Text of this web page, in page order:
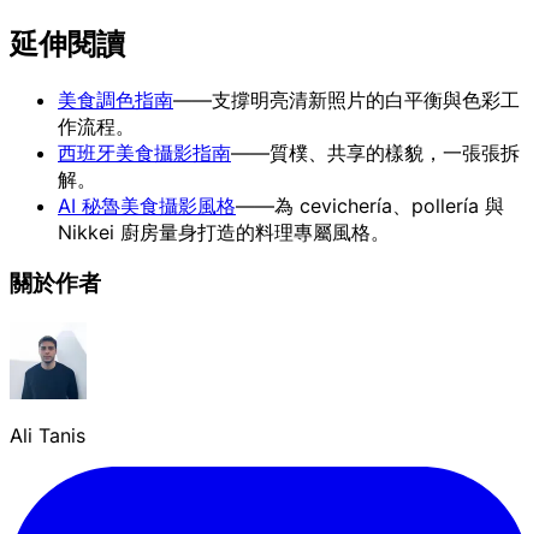
延伸閱讀
美食調色指南——支撐明亮清新照片的白平衡與色彩工
作流程。
西班牙美食攝影指南——質樸、共享的樣貌，一張張拆
解。
AI 秘魯美食攝影風格——為 cevichería、pollería 與
Nikkei 廚房量身打造的料理專屬風格。
關於作者
Ali Tanis